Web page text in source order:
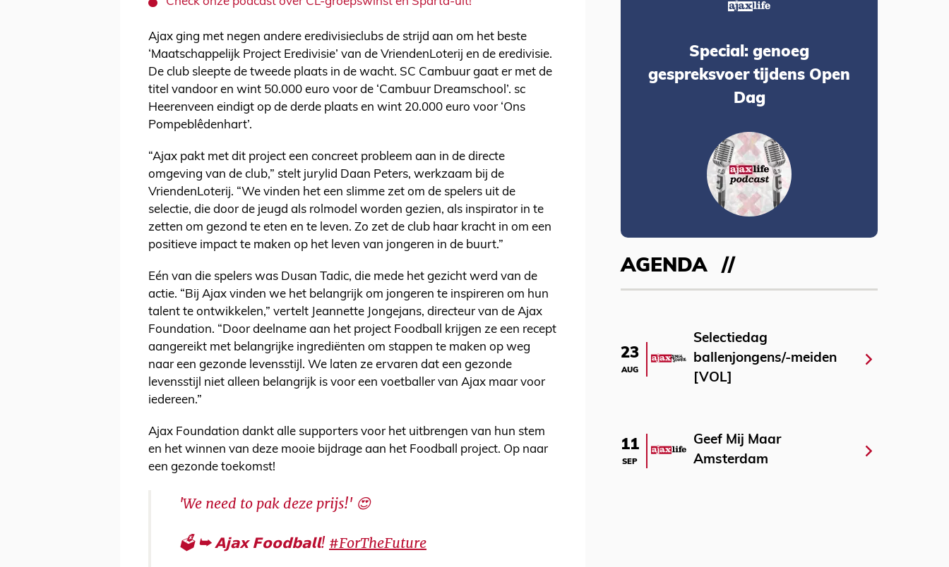
Ajax ging met negen andere eredivisieclubs de strijd aan om het beste
‘Maatschappelijk Project Eredivisie’ van de VriendenLoterij en de eredivisie.
De club sleepte de tweede plaats in de wacht. SC Cambuur gaat er met de
titel vandoor en wint 50.000 euro voor de ‘Cambuur Dreamschool’. sc
Heerenveen eindigt op de derde plaats en wint 20.000 euro voor ‘Ons
Pompeblêdenhart’.
“Ajax pakt met dit project een concreet probleem aan in de directe
omgeving van de club,” stelt jurylid Daan Peters, werkzaam bij de
VriendenLoterij. “We vinden het een slimme zet om de spelers uit de
selectie, die door de jeugd als rolmodel worden gezien, als inspirator in te
zetten om gezond te eten en te leven. Zo zet de club haar kracht in om een
positieve impact te maken op het leven van jongeren in de buurt.”
Eén van die spelers was Dusan Tadic, die mede het gezicht werd van de
actie. “Bij Ajax vinden we het belangrijk om jongeren te inspireren om hun
talent te ontwikkelen,” vertelt Jeannette Jongejans, directeur van de Ajax
Foundation. “Door deelname aan het project Foodball krijgen ze een recept
aangereikt met belangrijke ingrediënten om stappen te maken op weg
naar een gezonde levensstijl. We laten ze ervaren dat een gezonde
levensstijl niet alleen belangrijk is voor een voetballer van Ajax maar voor
iedereen.”
Ajax Foundation dankt alle supporters voor het uitbrengen van hun stem
en het winnen van deze mooie bijdrage aan het Foodball project. Op naar
een gezonde toekomst!
'We need to pak deze prijs!' 😍
🗳 ➥ 𝗔𝗷𝗮𝘅 𝗙𝗼𝗼𝗱𝗯𝗮𝗹𝗹! #ForTheFuture
Special: genoeg
gespreksvoer tijdens Open
Dag
AGENDA
23
AUG
Selectiedag
ballenjongens/-meiden
[VOL]
11
SEP
Geef Mij Maar
Amsterdam